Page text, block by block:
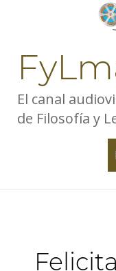
El canal
de Filosofía y